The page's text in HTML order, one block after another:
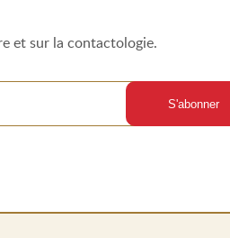
et sur la contactologie.